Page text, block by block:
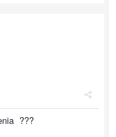
???